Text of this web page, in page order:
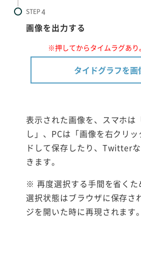
STEP
画像を出力する
※押してからタイムラグあり
タイドグラフを画
表示された画像を、スマホは
し」、PCは「画像を右クリ
ドして保存したり、Twitter
きます。
※ 再度選択する手間を省くた
選択状態はブラウザに保存さ
ジを開いた時に再現されます。